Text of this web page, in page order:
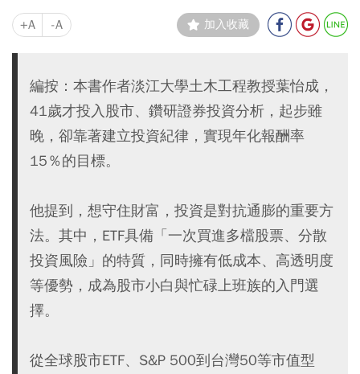
+A -A 加入收藏
編按：本書作者淡江大學土木工程教授葉怡成，
41歲才投入股市、鑽研證券投資分析，起步雖
晚，卻靠著建立投資紀律，實現年化報酬率
15％的目標。
他提到，想守住財富，投資是對抗通膨的重要方
法。其中，ETF具備「一次買進多檔股票、分散
投資風險」的特質，同時擁有低成本、高透明度
等優勢，成為股市小白與忙碌上班族的入門選
擇。
從全球股市ETF、S&P 500到台灣50等市值型